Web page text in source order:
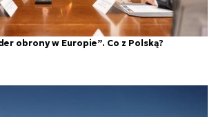
obrony w Europie”. Co z Polską?